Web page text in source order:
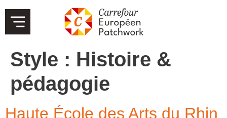
Style : Histoire &
pédagogie
Haute École des Arts du Rhin